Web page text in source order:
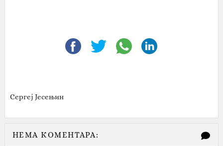
Сергеј Јесењин
НЕМА КОМЕНТАРА: